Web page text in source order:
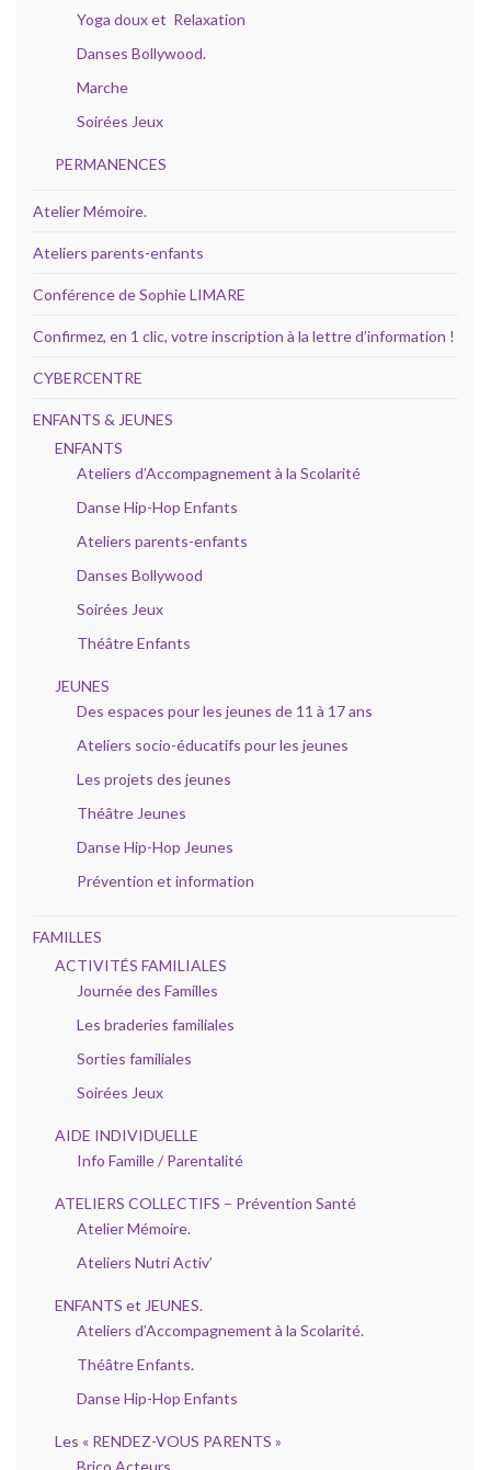
Yoga doux et Relaxation
Danses Bollywood.
Marche
Soirées Jeux
PERMANENCES
Atelier Mémoire.
Ateliers parents-enfants
Conférence de Sophie LIMARE
Confirmez, en 1 clic, votre inscription à la lettre d’information !
CYBERCENTRE
ENFANTS & JEUNES
ENFANTS
Ateliers d’Accompagnement à la Scolarité
Danse Hip-Hop Enfants
Ateliers parents-enfants
Danses Bollywood
Soirées Jeux
Théâtre Enfants
JEUNES
Des espaces pour les jeunes de 11 à 17 ans
Ateliers socio-éducatifs pour les jeunes
Les projets des jeunes
Théâtre Jeunes
Danse Hip-Hop Jeunes
Prévention et information
FAMILLES
ACTIVITÉS FAMILIALES
Journée des Familles
Les braderies familiales
Sorties familiales
Soirées Jeux
AIDE INDIVIDUELLE
Info Famille / Parentalité
ATELIERS COLLECTIFS – Prévention Santé
Atelier Mémoire.
Ateliers Nutri Activ’
ENFANTS et JEUNES.
Ateliers d’Accompagnement à la Scolarité.
Théâtre Enfants.
Danse Hip-Hop Enfants
Les « RENDEZ-VOUS PARENTS »
Brico Acteurs